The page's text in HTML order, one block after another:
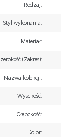
Rodzaj:
Styl wykonania:
Materiał:
(Zakres):
Nazwa kolekcji:
Wysokość:
Głębokość:
Kolor: